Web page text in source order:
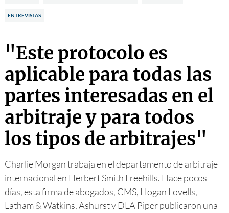
ENTREVISTAS
"Este protocolo es
aplicable para todas las
partes interesadas en el
arbitraje y para todos
los tipos de arbitrajes"
Charlie Morgan trabaja en el departamento de arbitraje
internacional en Herbert Smith Freehills. Hace pocos
días, esta firma de abogados, CMS, Hogan Lovells,
Latham & Watkins, Ashurst y DLA Piper publicaron una